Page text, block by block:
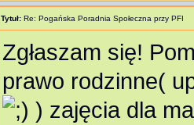
Tytuł: Re: Pogańska Poradnia Społeczna przy PFI
Zgłaszam się!
prawo rodzinne(
) zajęcia dla